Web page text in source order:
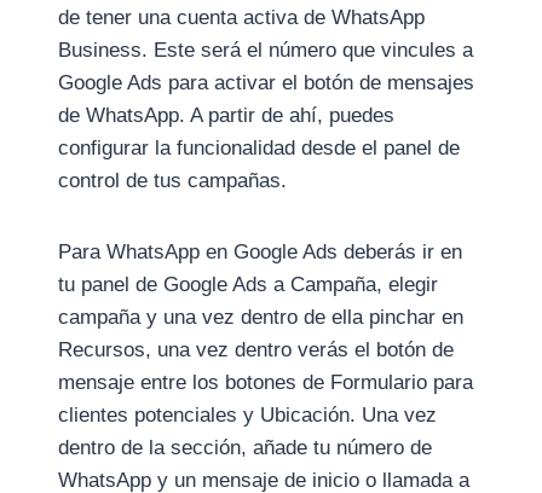
de tener una cuenta activa de WhatsApp
Business. Este será el número que vincules a
Google Ads para activar el botón de mensajes
de WhatsApp. A partir de ahí, puedes
configurar la funcionalidad desde el panel de
control de tus campañas.
Para WhatsApp en Google Ads deberás ir en
tu panel de Google Ads a Campaña, elegir
campaña y una vez dentro de ella pinchar en
Recursos, una vez dentro verás el botón de
mensaje entre los botones de Formulario para
clientes potenciales y Ubicación. Una vez
dentro de la sección, añade tu número de
WhatsApp y un mensaje de inicio o llamada a